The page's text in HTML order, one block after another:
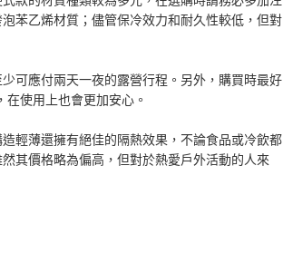
苯乙烯材質；儘管保冷效力和耐久性較低，但對
可應付兩天一夜的露營行程。另外，購買時最好
使用上也會更加安心。
輕薄還擁有絕佳的隔熱效果，不論食品或冷飲都
其價格略為偏高，但對於熱愛戶外活動的人來